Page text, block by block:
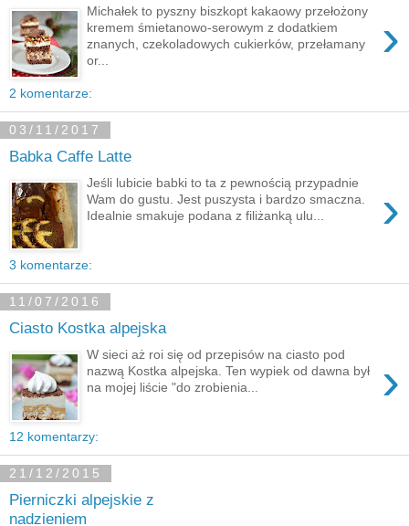
›
Michałek to pyszny biszkopt kakaowy przełożony
kremem śmietanowo-serowym z dodatkiem
znanych, czekoladowych cukierków, przełamany
or...
2 komentarze:
03/11/2017
Babka Caffe Latte
›
Jeśli lubicie babki to ta z pewnością przypadnie
Wam do gustu. Jest puszysta i bardzo smaczna.
Idealnie smakuje podana z filiżanką ulu...
3 komentarze:
11/07/2016
Ciasto Kostka alpejska
›
W sieci aż roi się od przepisów na ciasto pod
nazwą Kostka alpejska. Ten wypiek od dawna był
na mojej liście "do zrobienia...
12 komentarzy:
21/12/2015
Pierniczki alpejskie z
nadzieniem